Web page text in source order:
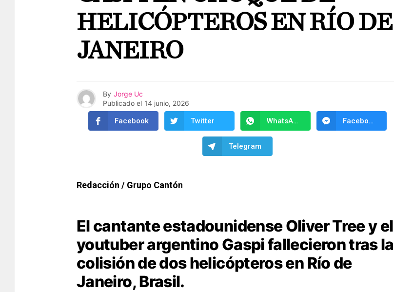
HELICÓPTEROS EN RÍO DE
JANEIRO
By Jorge Uc
Publicado el 14 junio, 2026
Facebook Twitter WhatsApp Facebook Messenger
Telegram
Redacción / Grupo Cantón
El cantante estadounidense Oliver Tree y el
youtuber argentino Gaspi fallecieron tras la
colisión de dos helicópteros en Río de
Janeiro, Brasil.